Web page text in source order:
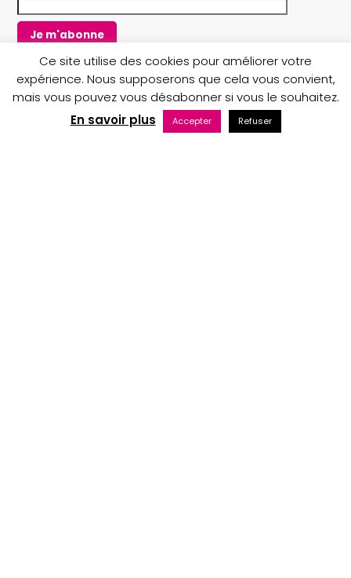
k
a
m
Copyright © 2023 Au nom du Père boutique
Maintenance web par Bluekat Digital
Ce site utilise des cookies pour améliorer votre
expérience. Nous supposerons que cela vous convient,
mais vous pouvez vous désabonner si vous le souhaitez.
En savoir plus
Accepter Refuser